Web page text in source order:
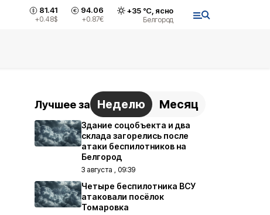
81.41
+0.48$
94.06
+0.87€
+35°С, ясно
Белгород
Лучшее за Неделю Месяц
Здание соцобъекта и два
склада загорелись после
атаки беспилотников на
Белгород
3 августа , 09:39
Четыре беспилотника ВСУ
атаковали посёлок
Томаровка